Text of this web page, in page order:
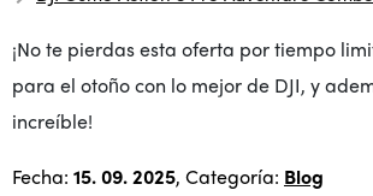
¡No te pierdas esta oferta por tiempo
para el otoño con lo mejor de DJI, y
increíble!
Fecha: 15. 09. 2025, Categoría: Blog